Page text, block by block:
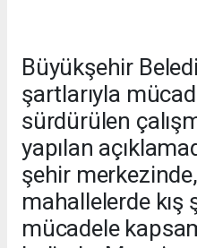
Büyükşehir
şartlarıyla
sürdürülen
yapılan
şehir
mahallelerde kış
mücadele